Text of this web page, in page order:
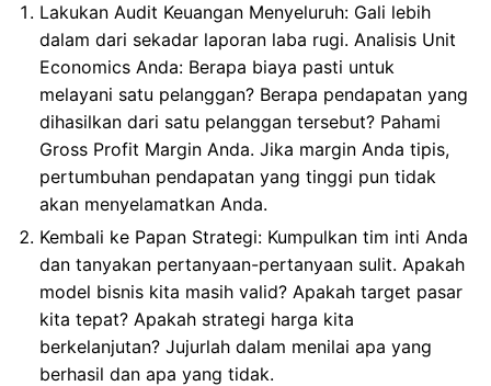
Lakukan Audit Keuangan Menyeluruh: Gali lebih
dalam dari sekadar laporan laba rugi. Analisis Unit
Economics Anda: Berapa biaya pasti untuk
melayani satu pelanggan? Berapa pendapatan yang
dihasilkan dari satu pelanggan tersebut? Pahami
Gross Profit Margin Anda. Jika margin Anda tipis,
pertumbuhan pendapatan yang tinggi pun tidak
akan menyelamatkan Anda.
Kembali ke Papan Strategi: Kumpulkan tim inti Anda
dan tanyakan pertanyaan-pertanyaan sulit. Apakah
model bisnis kita masih valid? Apakah target pasar
kita tepat? Apakah strategi harga kita
berkelanjutan? Jujurlah dalam menilai apa yang
berhasil dan apa yang tidak.